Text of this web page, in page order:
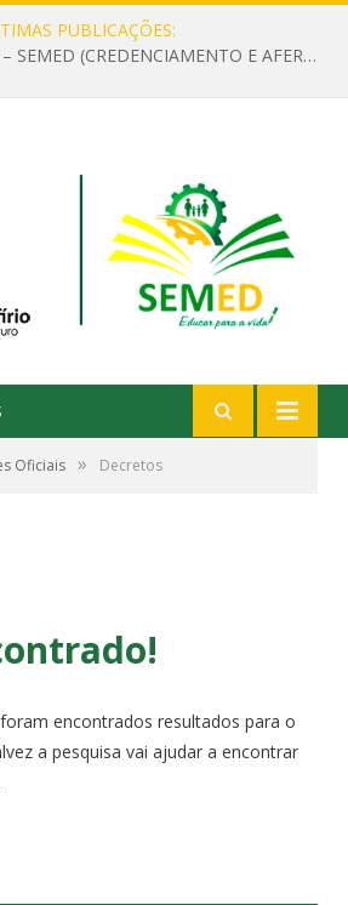
PUBLICAÇÕES:
EDITAL Nº 001/2025 – SEMED (CREDENCIAMENTO E AFERIÇÃO DE CRITÉRIOS TÉCNICOS DE MÉRITO E DESEMPENHO PARA PROVIMENTO DO CARGO OU FUNÇÃO DE GESTOR ESCOLAR DAS UNIDADES DE ENSINO DA REDE MUNICIPAL DE SENADOR JO)
Oficiais » Decretos
encontrados resultados para o
a pesquisa vai ajudar a encontrar